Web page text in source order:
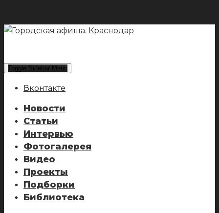
Toggle Sidebar Menu
Вконтакте
Новости
Статьи
Интервью
Фотогалерея
Видео
Проекты
Подборки
Библиотека